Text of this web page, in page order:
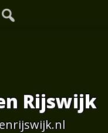
Rijswijk